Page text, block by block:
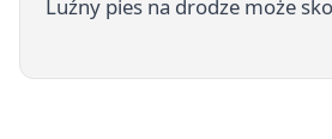
Luźny pies na drodze może